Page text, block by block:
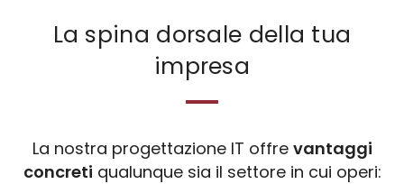
La spina dorsale della tua
impresa
La nostra progettazione IT offre vantaggi
concreti qualunque sia il settore in cui operi: